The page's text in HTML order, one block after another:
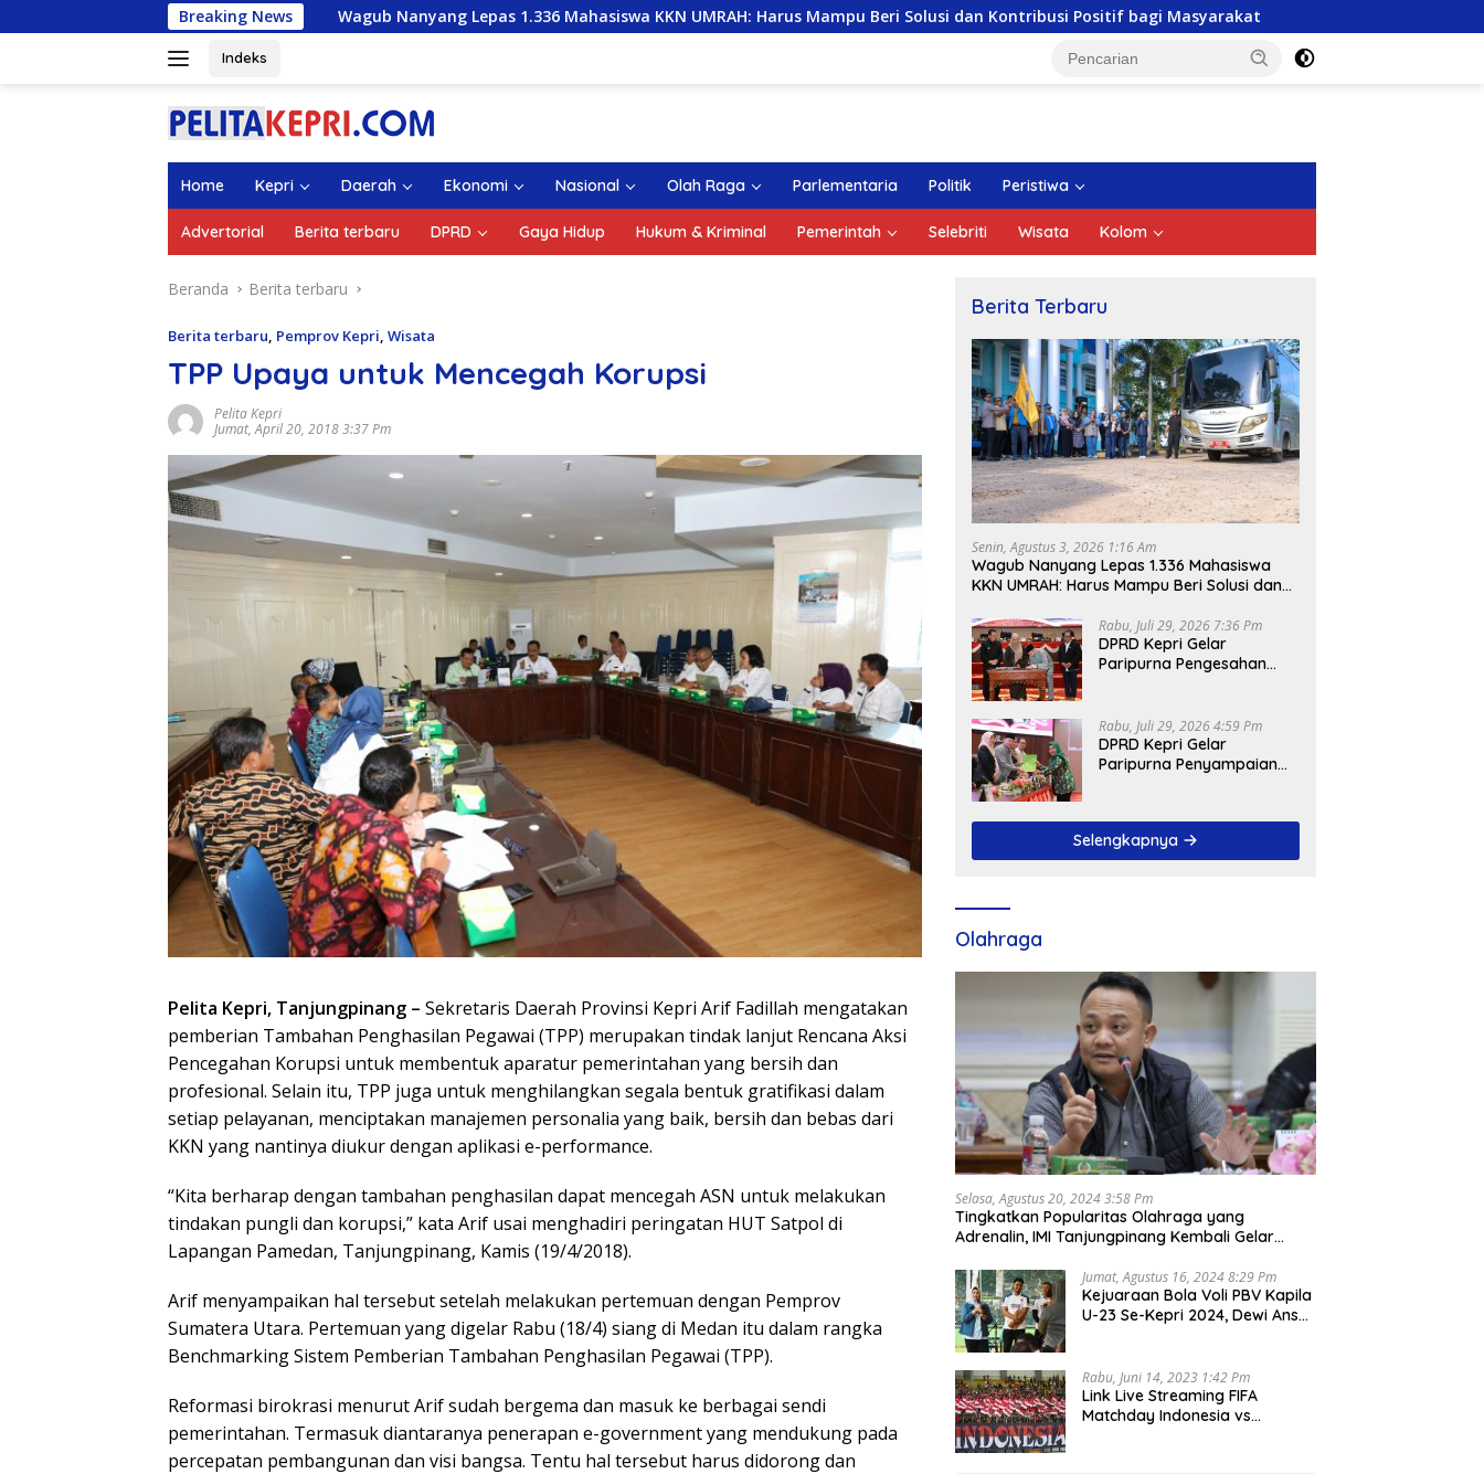
ke
Breaking News
Wagub Nanyang Lepas 1.336 Mahasiswa KKN UMRAH: Harus Mampu Beri Solusi dan Kontribusi Positif bagi Masyarakat DPRD Kepri Gelar Paripurna
Indeks
Home Kepri Daerah Ekonomi Nasional Olah Raga Parlementaria Politik Peristiwa
Advertorial Berita terbaru DPRD Gaya Hidup Hukum & Kriminal Pemerintah Selebriti Wisata Kolom
Beranda Berita terbaru
Berita terbaru, Pemprov Kepri, Wisata
TPP Upaya untuk Mencegah Korupsi
Pelita Kepri
Jumat, April 20, 2018 3:37 Pm
Pelita Kepri, Tanjungpinang – Sekretaris Daerah Provinsi Kepri Arif Fadillah mengatakan
pemberian Tambahan Penghasilan Pegawai (TPP) merupakan tindak lanjut Rencana Aksi
Pencegahan Korupsi untuk membentuk aparatur pemerintahan yang bersih dan
profesional. Selain itu, TPP juga untuk menghilangkan segala bentuk gratifikasi dalam
setiap pelayanan, menciptakan manajemen personalia yang baik, bersih dan bebas dari
KKN yang nantinya diukur dengan aplikasi e-performance.
“Kita berharap dengan tambahan penghasilan dapat mencegah ASN untuk melakukan
tindakan pungli dan korupsi,” kata Arif usai menghadiri peringatan HUT Satpol di
Lapangan Pamedan, Tanjungpinang, Kamis (19/4/2018).
Arif menyampaikan hal tersebut setelah melakukan pertemuan dengan Pemprov
Sumatera Utara. Pertemuan yang digelar Rabu (18/4) siang di Medan itu dalam rangka
Benchmarking Sistem Pemberian Tambahan Penghasilan Pegawai (TPP).
Reformasi birokrasi menurut Arif sudah bergema dan masuk ke berbagai sendi
pemerintahan. Termasuk diantaranya penerapan e-government yang mendukung pada
percepatan pembangunan dan visi bangsa. Tentu hal tersebut harus didorong dan
Berita Terbaru
Senin, Agustus 3, 2026 1:16 Am
Wagub Nanyang Lepas 1.336 Mahasiswa
KKN UMRAH: Harus Mampu Beri Solusi dan
Rabu, Juli 29, 2026 7:36 Pm
DPRD Kepri Gelar
Paripurna Pengesahan
APBD 2025, Sejumlah
Rekomendasi Strategis
Disampaikan
Rabu, Juli 29, 2026 4:59 Pm
DPRD Kepri Gelar
Paripurna Penyampaian
Selengkapnya
Olahraga
Selasa, Agustus 20, 2024 3:58 Pm
Tingkatkan Popularitas Olahraga yang
Adrenalin, IMI Tanjungpinang Kembali Gelar
Jumat, Agustus 16, 2024 8:29 Pm
Kejuaraan Bola Voli PBV Kapila
U-23 Se-Kepri 2024, Dewi Ansar
Rabu, Juni 14, 2023 1:42 Pm
Link Live Streaming FIFA
Matchday Indonesia vs